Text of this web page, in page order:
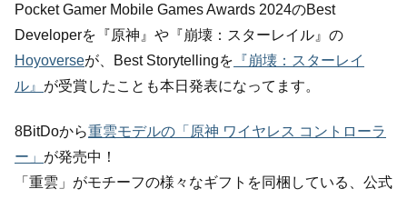
Pocket Gamer Mobile Games Awards 2024のBest
Developerを『原神』や『崩壊：スターレイル』の
Hoyoverseが、Best Storytellingを 『崩壊：スターレイ
ル』 が受賞したことも本日発表になってます。
8BitDoから重雲モデルの「原神 ワイヤレス コントローラ
ー」 が発売中！
「重雲」がモチーフの様々なギフトを同梱している、公式